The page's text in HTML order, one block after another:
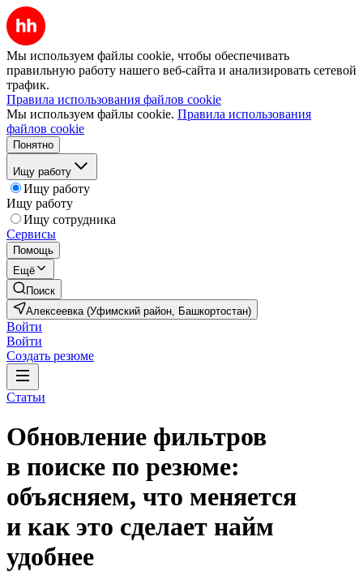
Мы используем файлы cookie, чтобы обеспечивать
правильную работу нашего веб-сайта и анализировать сетевой
трафик.
Правила использования файлов cookie
Мы используем файлы cookie. Правила использования
файлов cookie
Понятно
Ищу работу
Ищу работу
Ищу работу
Ищу сотрудника
Сервисы
Помощь
Ещё
Поиск
Алексеевка (Уфимский район, Башкортостан)
Войти
Войти
Создать резюме
Статьи
Обновление фильтров
в поиске по резюме:
объясняем, что меняется
и как это сделает найм
удобнее